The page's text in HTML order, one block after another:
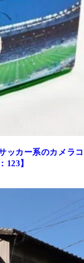
ッカー系のカメラコ
123】